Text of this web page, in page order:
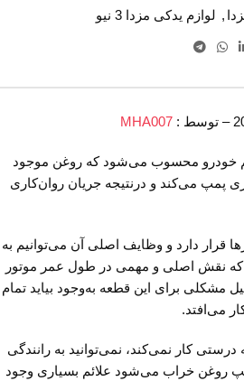
, لوازم یدکی مزدا 3 نیو
MHA007
خودرو محسوب می‌شود که روغن موجود
پمپ می‌کند و درنتیجه جریان روان‌کاری
قرار دارد و وظایف اصلی آن می‌توانیم به
که نقش اصلی و مهمی در طول عمر موتور
مشکلی برای این قطعه به‌وجود بیاید تمام
می‌افتد.
کار نمی‌کند، نمی‌توانید به رانندگی
روغن خراب می‌شود علائم بسیاری وجود